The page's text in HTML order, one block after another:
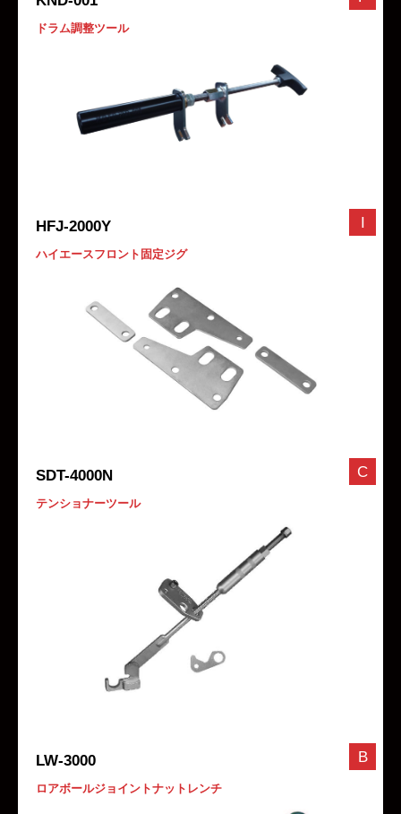
ドラム調整ツール
HFJ-2000Y
ハイエースフロント固定ジグ
SDT-4000N
テンショナーツール
C
LW-3000
ロアボールジョイントナットレンチ
B